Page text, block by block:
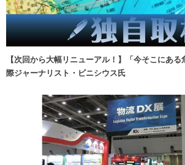
【次回から大幅リニューアル！】「今そこにあ
際ジャーナリスト・ビニシウス氏